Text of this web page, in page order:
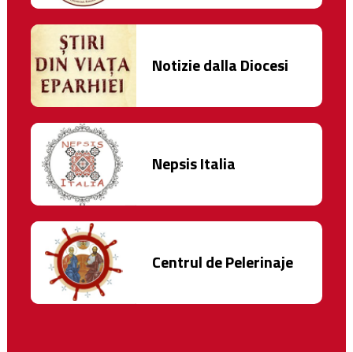
Notizie dalla Diocesi
Nepsis Italia
Centrul de Pelerinaje